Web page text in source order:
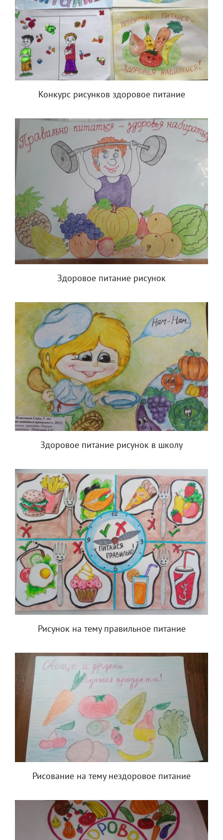
Конкурс рисунков здоровое питание
Здоровое питание рисунок
Здоровое питание рисунок в школу
Рисунок на тему правильное питание
Рисование на тему нездоровое питание